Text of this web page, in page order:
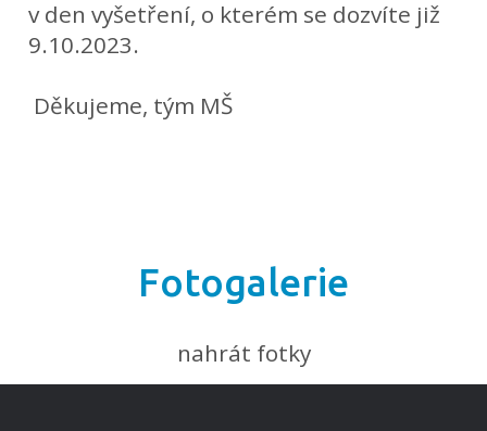
v den vyšetření, o kterém se dozvíte již
9.10.2023.
Děkujeme, tým MŠ
Fotogalerie
nahrát fotky